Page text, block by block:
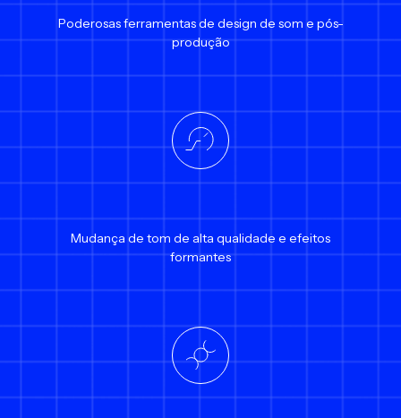
Poderosas ferramentas de design de som e pós-
produção
Mudança de tom de alta qualidade e efeitos
formantes